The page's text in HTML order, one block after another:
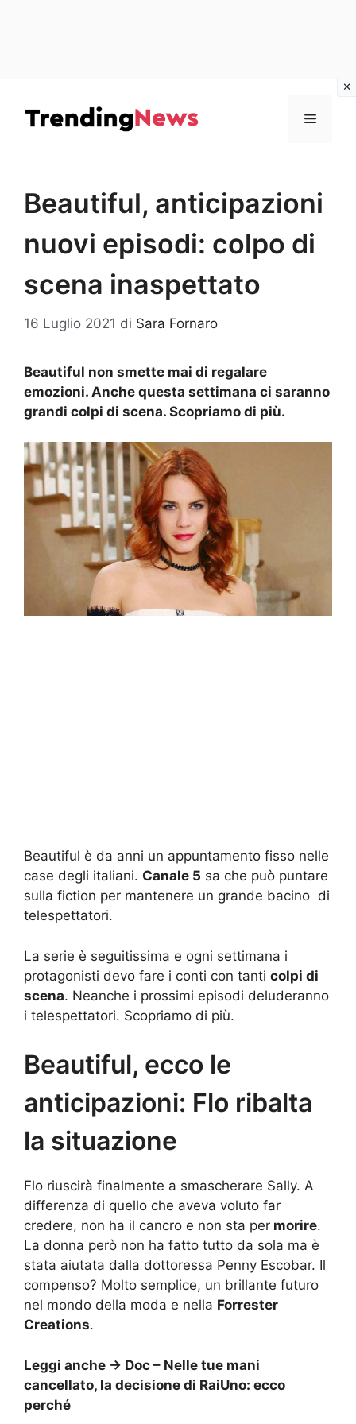
contenuto
Menu
Beautiful, anticipazioni
nuovi episodi: colpo di
scena inaspettato
16 Luglio 2021 di Sara Fornaro
Beautiful non smette mai di regalare
emozioni. Anche questa settimana ci saranno
grandi colpi di scena. Scopriamo di più.
Beautiful è da anni un appuntamento fisso nelle
case degli italiani. Canale 5 sa che può puntare
sulla fiction per mantenere un grande bacino di
telespettatori.
La serie è seguitissima e ogni settimana i
protagonisti devo fare i conti con tanti colpi di
scena. Neanche i prossimi episodi deluderanno
i telespettatori. Scopriamo di più.
Beautiful, ecco le
anticipazioni: Flo ribalta
la situazione
Flo riuscirà finalmente a smascherare Sally. A
differenza di quello che aveva voluto far
credere, non ha il cancro e non sta per morire.
La donna però non ha fatto tutto da sola ma è
stata aiutata dalla dottoressa Penny Escobar. Il
compenso? Molto semplice, un brillante futuro
nel mondo della moda e nella Forrester
Creations.
Leggi anche -> Doc – Nelle tue mani
cancellato, la decisione di RaiUno: ecco
perché